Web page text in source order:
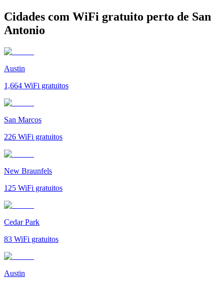
Cidades com WiFi gratuito perto de San
Antonio
Austin
1,664 WiFi gratuitos
San Marcos
226 WiFi gratuitos
New Braunfels
125 WiFi gratuitos
Cedar Park
83 WiFi gratuitos
Austin